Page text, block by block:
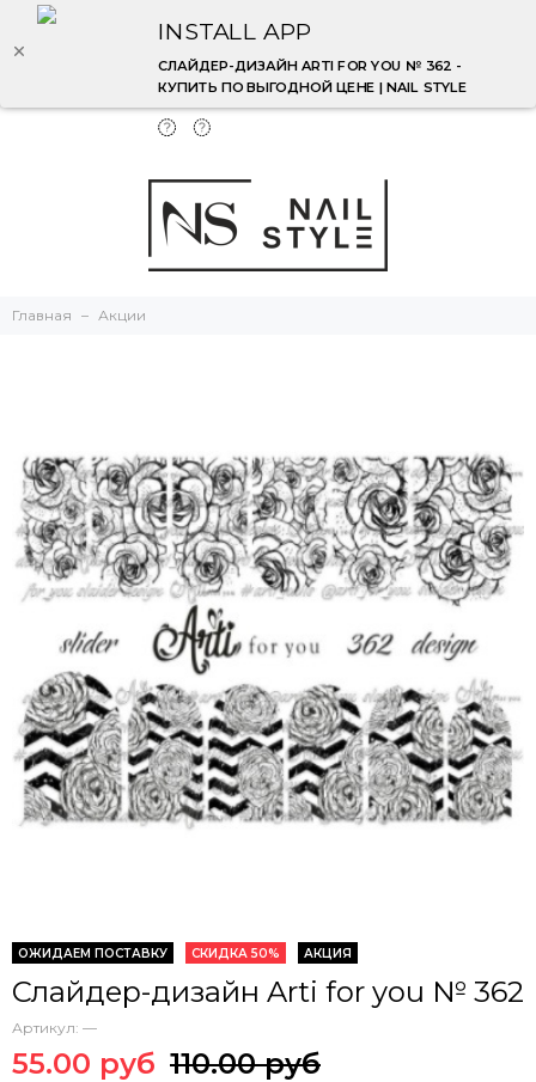
INSTALL APP
СЛАЙДЕР-ДИЗАЙН ARTI FOR YOU № 362 -
КУПИТЬ ПО ВЫГОДНОЙ ЦЕНЕ | NAIL STYLE
Главная Акции
ОЖИДАЕМ ПОСТАВКУ СКИДКА 50% АКЦИЯ
Слайдер-дизайн Arti for you № 362
Артикул: —
55.00 руб 110.00 руб